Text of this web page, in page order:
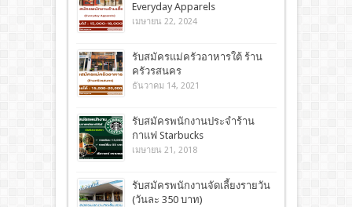
Everyday Apparels
เมษายน 22, 2024
รับสมัครแม่ครัวอาหารใต้ ร้าน
ครัวรสนคร
ธันวาคม 14, 2021
รับสมัครพนักงานประจำร้าน
กาแฟ Starbucks
เมษายน 21, 2018
รับสมัครพนักงานจัดเลี้ยงรายวัน
(วันละ 350 บาท)